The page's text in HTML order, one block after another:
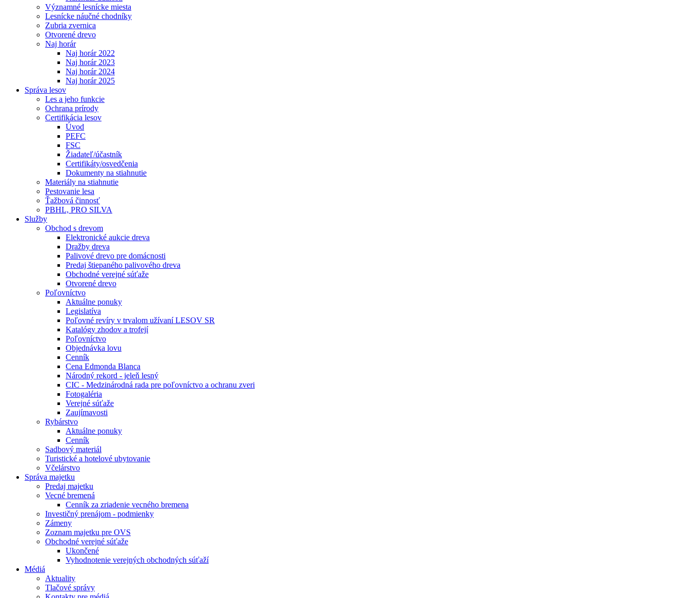
Významné lesnícke miesta
Lesnícke náučné chodníky
Zubria zvernica
Otvorené drevo
Naj horár
Naj horár 2022
Naj horár 2023
Naj horár 2024
Naj horár 2025
Správa lesov
Les a jeho funkcie
Ochrana prírody
Certifikácia lesov
Úvod
PEFC
FSC
Žiadateľ/účastník
Certifikáty/osvedčenia
Dokumenty na stiahnutie
Materiály na stiahnutie
Pestovanie lesa
Ťažbová činnosť
PBHL, PRO SILVA
Služby
Obchod s drevom
Elektronické aukcie dreva
Dražby dreva
Palivové drevo pre domácnosti
Predaj štiepaného palivového dreva
Obchodné verejné súťaže
Otvorené drevo
Poľovníctvo
Aktuálne ponuky
Legislatíva
Poľovné revíry v trvalom užívaní LESOV SR
Katalógy zhodov a trofejí
Poľovníctvo
Objednávka lovu
Cenník
Cena Edmonda Blanca
Národný rekord - jeleň lesný
CIC - Medzinárodná rada pre poľovníctvo a ochranu zveri
Fotogaléria
Verejné súťaže
Zaujímavosti
Rybárstvo
Aktuálne ponuky
Cenník
Sadbový materiál
Turistické a hotelové ubytovanie
Včelárstvo
Správa majetku
Predaj majetku
Vecné bremená
Cenník za zriadenie vecného bremena
Investičný prenájom - podmienky
Zámeny
Zoznam majetku pre OVS
Obchodné verejné súťaže
Ukončené
Vyhodnotenie verejných obchodných súťaží
Médiá
Aktuality
Tlačové správy